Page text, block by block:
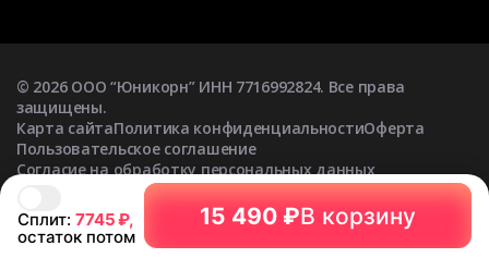
Сплит: 7745₽,
остаток потом
15 490 ₽В корзину
© 2026ООО “Юникорн” ИНН 7716992824. Все права
защищены.
Карта сайтаПолитика конфиденциальностиОферта
Пользовательское соглашение
Согласие на обработку персональных данных
Согласие на получение рекламных рассылок